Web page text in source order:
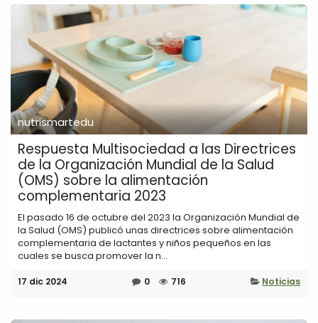
nutrismartedu
Respuesta Multisociedad a las Directrices
de la Organización Mundial de la Salud
(OMS) sobre la alimentación
complementaria 2023
El pasado 16 de octubre del 2023 la Organización Mundial de
la Salud (OMS) publicó unas directrices sobre alimentación
complementaria de lactantes y niños pequeños en las
cuales se busca promover la n...
17 dic 2024 0 716 Noticias